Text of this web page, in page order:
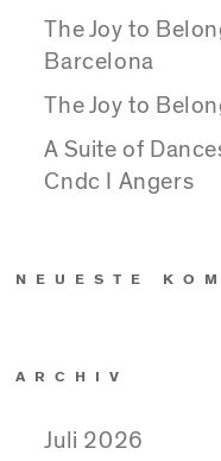
The Joy to
Barcelona
The Joy to
A Suite of
Cndc I Angers
NEUESTE
ARCHIV
Juli 2026